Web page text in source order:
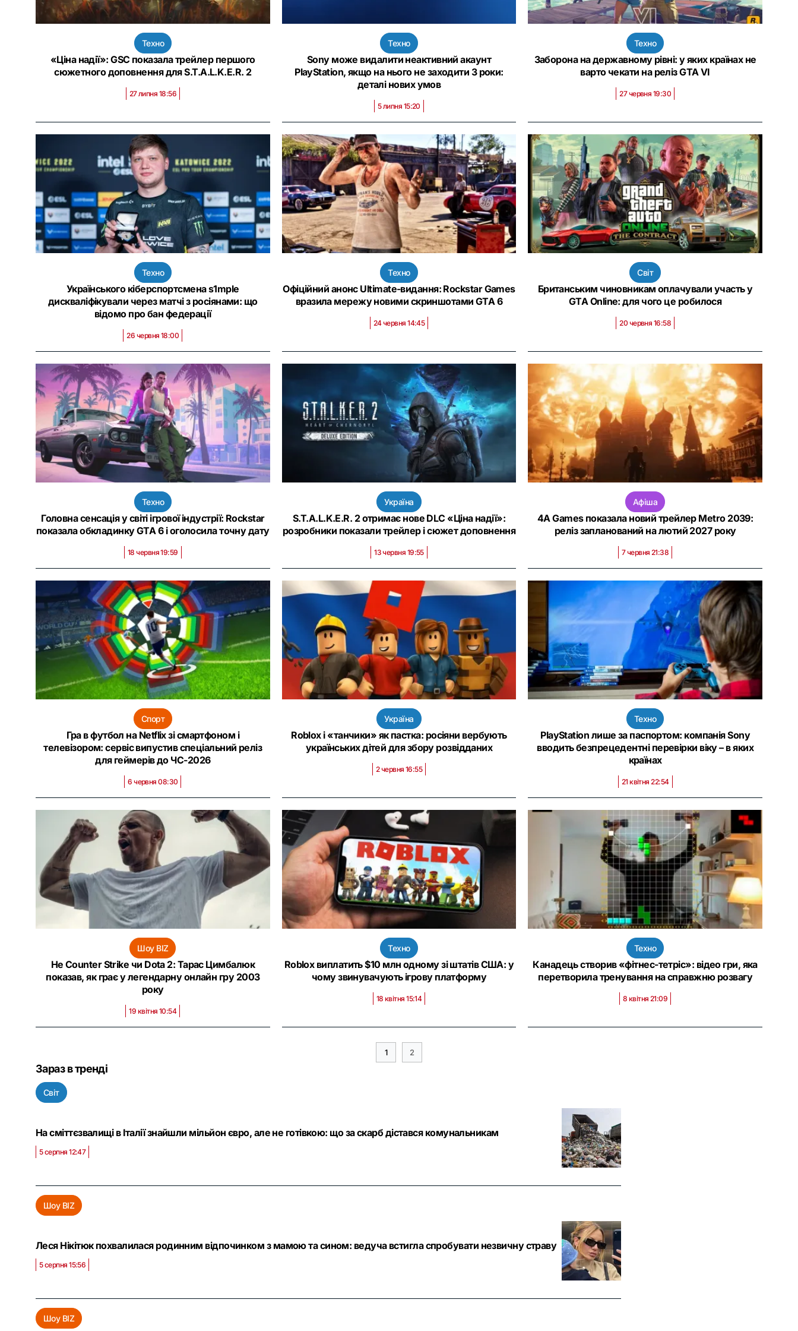
Техно
«Ціна надії»: GSC показала трейлер першого
сюжетного доповнення для S.T.A.L.K.E.R. 2
27 липня 18:56
Техно
Sony може видалити неактивний акаунт
PlayStation, якщо на нього не заходити 3 роки:
деталі нових умов
5 липня 15:20
Техно
Заборона на державному рівні: у яких країнах не
варто чекати на реліз GTA VI
27 червня 19:30
Техно
Українського кіберспортсмена s1mple
дискваліфікували через матчі з росіянами: що
відомо про бан федерації
26 червня 18:00
Техно
Офіційний анонс Ultimate-видання: Rockstar Games
вразила мережу новими скриншотами GTA 6
24 червня 14:45
Світ
Британським чиновникам оплачували участь у
GTA Online: для чого це робилося
20 червня 16:58
Техно
Головна сенсація у світі ігрової індустрії: Rockstar
показала обкладинку GTA 6 і оголосила точну дату
18 червня 19:59
Україна
S.T.A.L.K.E.R. 2 отримає нове DLC «Ціна надії»:
розробники показали трейлер і сюжет доповнення
13 червня 19:55
Афіша
4A Games показала новий трейлер Metro 2039:
реліз запланований на лютий 2027 року
7 червня 21:38
Спорт
Гра в футбол на Netflix зі смартфоном і
телевізором: сервіс випустив спеціальний реліз
для геймерів до ЧС-2026
6 червня 08:30
Україна
Roblox і «танчики» як пастка: росіяни вербують
українських дітей для збору розвідданих
2 червня 16:55
Техно
PlayStation лише за паспортом: компанія Sony
вводить безпрецедентні перевірки віку – в яких
країнах
21 квітня 22:54
Шоу BIZ
Не Counter Strike чи Dota 2: Тарас Цимбалюк
показав, як грає у легендарну онлайн гру 2003
року
19 квітня 10:54
Техно
Roblox виплатить $10 млн одному зі штатів США: у
чому звинувачують ігрову платформу
18 квітня 15:14
Техно
Канадець створив «фітнес-тетріс»: відео гри, яка
перетворила тренування на справжню розвагу
8 квітня 21:09
1 2
Зараз в тренді
Світ
На сміттєзвалищі в Італії знайшли мільйон євро, але не готівкою: що за скарб дістався комунальникам
5 серпня 12:47
Шоу BIZ
Леся Нікітюк похвалилася родинним відпочинком з мамою та сином: ведуча встигла спробувати незвичну страву
5 серпня 15:56
Шоу BIZ